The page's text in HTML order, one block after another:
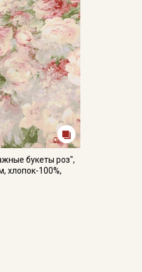
вашего
букеты роз",
хлопок-100%,